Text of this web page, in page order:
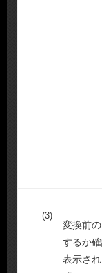
(3)
変換前
するか
表示さ